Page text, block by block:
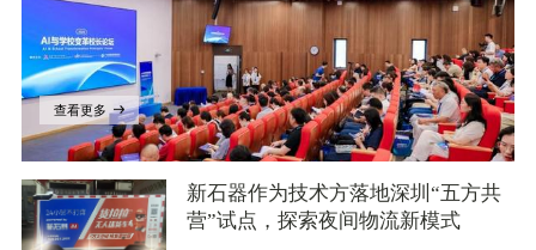
查看更多
新石器作为技术方落地深圳“五方共
营”试点，探索夜间物流新模式